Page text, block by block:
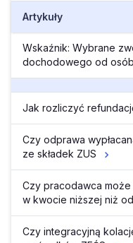
Artykuły
Wskaźnik: Wybrane
dochodowego od
Jak rozliczyć
Czy odprawa
ze składek ZUS
Czy pracodawca
w kwocie niższej niż
Czy integracyjną